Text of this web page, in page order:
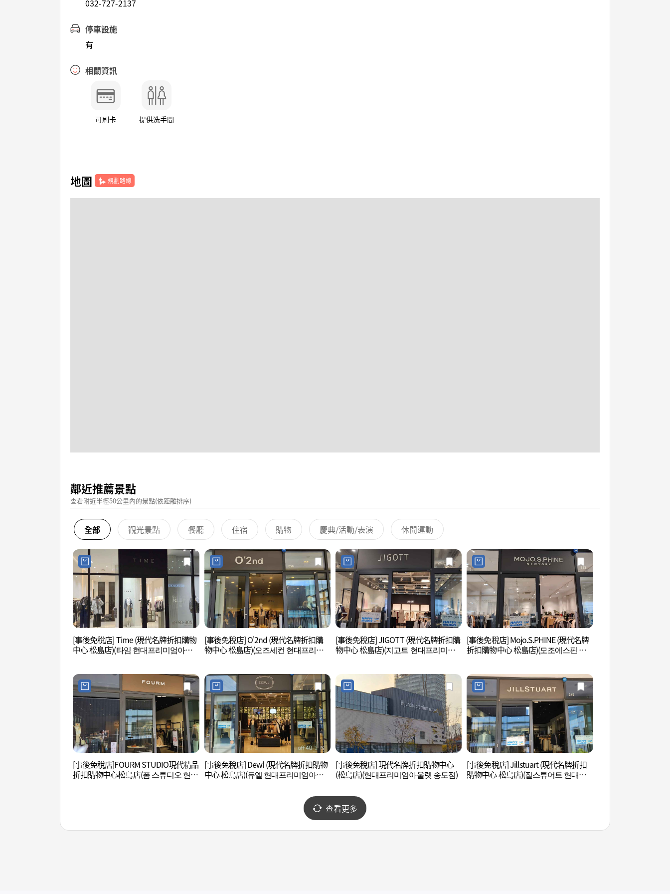
032-727-2137
停車設施
有
相關資訊
可刷卡 提供洗手間
地圖 規劃路線
鄰近推薦景點
查看附近半徑50公里內的景點(依距離排序)
全部 觀光景點 餐廳 住宿 購物 慶典/活動/表演 休閒運動
[事後免稅店] Time (現代名牌折扣購物
中心 松島店)(타임 현대프리미엄아울
[事後免稅店] O'2nd (現代名牌折扣購
物中心 松島店)(오즈세컨 현대프리미
[事後免稅店] JIGOTT (現代名牌折扣購
物中心 松島店)(지고트 현대프리미엄
[事後免稅店] Mojo.S.PHINE (現代名牌
折扣購物中心 松島店)(모조에스핀 현
[事後免稅店]FOURM STUDIO現代精品
折扣購物中心松島店(폼 스튜디오 현대
[事後免稅店] Dewl (現代名牌折扣購物
中心 松島店)(듀엘 현대프리미엄아울
[事後免稅店] 現代名牌折扣購物中心
(松島店)(현대프리미엄아울렛 송도점)
[事後免稅店] Jillstuart (現代名牌折扣
購物中心 松島店)(질스튜어트 현대프
查看更多